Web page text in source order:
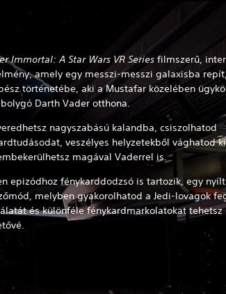
Immortal: A Star Wars VR Seriesfilmszerű,
amely egy messzi-messzi galaxisba
történetébe, aki a Mustafar közelében
Darth Vader otthona.
nagyszabású kalandba, csiszolhatod
veszélyes helyzetekből vághatod
magával Vaderrel is.
epizódhoz fénykarddodzsó is tartozik, egy
melyben gyakorolhatod a Jedi-lovagok
és különféle fénykardmarkolatokat tehetsz